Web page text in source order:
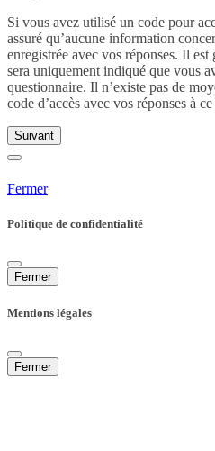
Si vous avez utilisé un code pour
assuré qu’aucune information
enregistrée avec vos réponses. Il est
sera uniquement indiqué que vous
questionnaire. Il n’existe pas de
code d’accès avec vos réponses à
Suivant
Fermer
Politique de confidentialité
Fermer
Mentions légales
Fermer